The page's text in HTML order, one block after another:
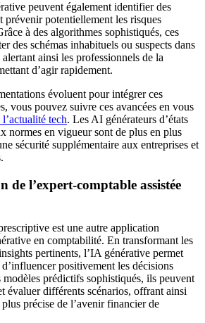
peuvent également identifier des
prévenir potentiellement les risques
à des algorithmes sophistiqués, ces
des schémas inhabituels ou suspects dans
ainsi les professionnels de la
d’agir rapidement.
évoluent pour intégrer ces
vous pouvez suivre ces avancées en vous
tech. Les AI générateurs d’états
normes en vigueur sont de plus en plus
sécurité supplémentaire aux entreprises et
de l’expert-comptable assistée
est une autre application
en comptabilité. En transformant les
pertinents, l’IA générative permet
positivement les décisions
modèles prédictifs sophistiqués, ils peuvent
évaluer différents scénarios, offrant ainsi
précise de l’avenir financier de